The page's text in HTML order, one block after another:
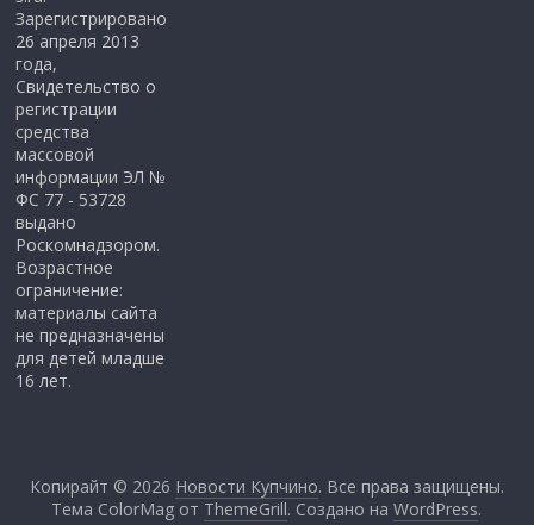
Зарегистрировано
26 апреля 2013
года,
Свидетельство о
регистрации
средства
массовой
информации ЭЛ №
ФС 77 - 53728
выдано
Роскомнадзором.
Возрастное
ограничение:
материалы сайта
не предназначены
для детей младше
16 лет.
Копирайт © 2026 Новости Купчино. Все права защищены.
Тема ColorMag от ThemeGrill. Создано наWordPress.